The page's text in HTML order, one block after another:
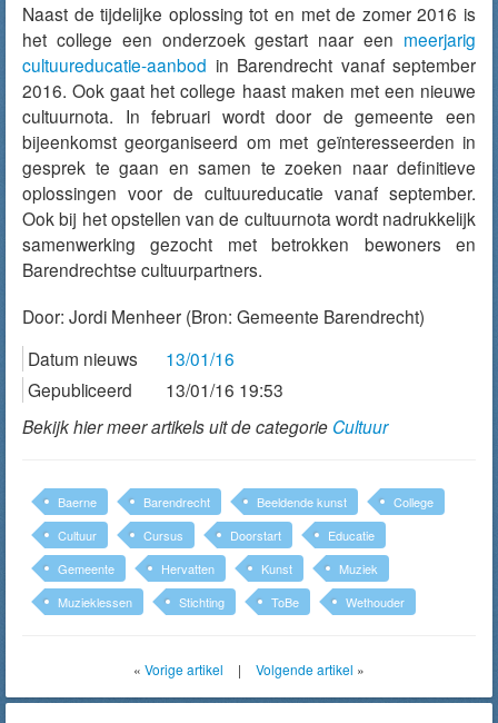
Naast de tijdelijke oplossing tot en met de zomer 2016 is
het college een onderzoek gestart naar een meerjarig
cultuureducatie-aanbod in Barendrecht vanaf september
2016. Ook gaat het college haast maken met een nieuwe
cultuurnota. In februari wordt door de gemeente een
bijeenkomst georganiseerd om met geïnteresseerden in
gesprek te gaan en samen te zoeken naar definitieve
oplossingen voor de cultuureducatie vanaf september.
Ook bij het opstellen van de cultuurnota wordt nadrukkelijk
samenwerking gezocht met betrokken bewoners en
Barendrechtse cultuurpartners.
Door: Jordi Menheer (Bron: Gemeente Barendrecht)
Datum nieuws
13/01/16
Gepubliceerd
13/01/16 19:53
Bekijk hier meer artikels uit de categorie Cultuur
Baerne Barendrecht Beeldende kunst
College
Cultuur
Cursus Doorstart
Educatie
Gemeente
Hervatten Kunst
Muziek
Muzieklessen
Stichting ToBe Wethouder
« Vorige artikel | Volgende artikel »